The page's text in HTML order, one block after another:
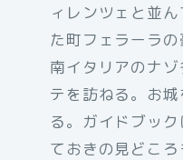
ィレンツェと並
た町フェラーラ
南イタリアのナ
テを訪ねる。お
る。ガイドブッ
ておきの見どこ